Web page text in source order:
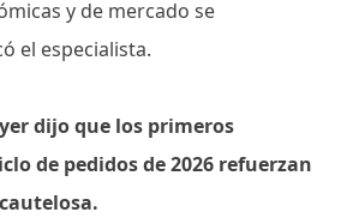
y de mercado se
el especialista.
dijo que los primeros
de pedidos de 2026 refuerzan